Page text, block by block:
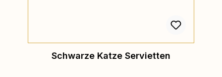
Schwarze Katze Servietten